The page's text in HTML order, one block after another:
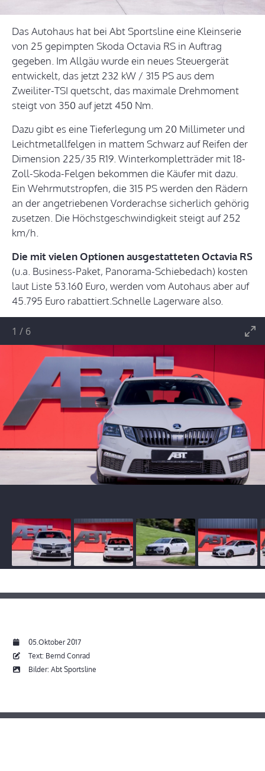
Das Autohaus hat bei Abt Sportsline eine Kleinserie
von 25 gepimpten Skoda Octavia RS in Auftrag
gegeben. Im Allgäu wurde ein neues Steuergerät
entwickelt, das jetzt 232 kW / 315 PS aus dem
Zweiliter-TSI quetscht, das maximale Drehmoment
steigt von 350 auf jetzt 450 Nm.
Dazu gibt es eine Tieferlegung um 20 Millimeter und
Leichtmetallfelgen in mattem Schwarz auf Reifen der
Dimension 225/35 R19. Winterkompletträder mit 18-
Zoll-Skoda-Felgen bekommen die Käufer mit dazu.
Ein Wehrmutstropfen, die 315 PS werden den Rädern
an der angetriebenen Vorderachse sicherlich gehörig
zusetzen. Die Höchstgeschwindigkeit steigt auf 252
km/h.
Die mit vielen Optionen ausgestatteten Octavia RS
(u.a. Business-Paket, Panorama-Schiebedach) kosten
laut Liste 53.160 Euro, werden vom Autohaus aber auf
45.795 Euro rabattiert.Schnelle Lagerware also.
1 / 6
05.Oktober 2017
Text: Bernd Conrad
Bilder: Abt Sportsline